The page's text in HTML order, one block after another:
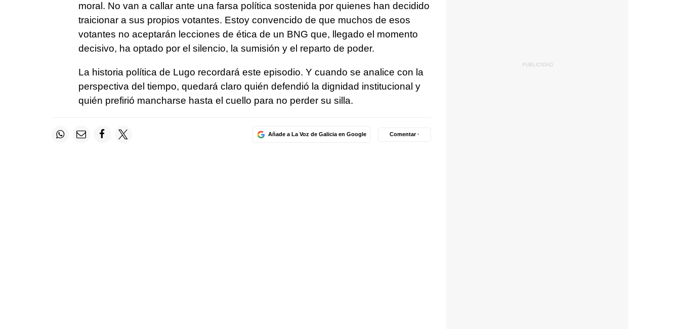
moral. No van a callar ante una farsa política sostenida por quienes han decidido
traicionar a sus propios votantes. Estoy convencido de que muchos de esos
votantes no aceptarán lecciones de ética de un BNG que, llegado el momento
decisivo, ha optado por el silencio, la sumisión y el reparto de poder.
La historia política de Lugo recordará este episodio. Y cuando se analice con la
perspectiva del tiempo, quedará claro quién defendió la dignidad institucional y
quién prefirió mancharse hasta el cuello para no perder su silla.
Añade a La Voz de Galicia en Google Comentar ·